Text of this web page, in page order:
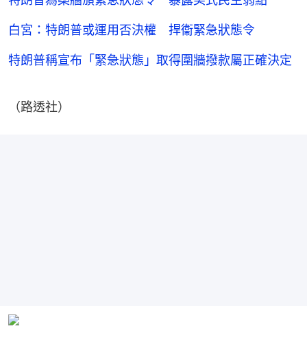
白宮：特朗普或運用否決權 捍衞緊急狀態令
特朗普稱宣布「緊急狀態」取得圍牆撥款屬正確決定
（路透社）